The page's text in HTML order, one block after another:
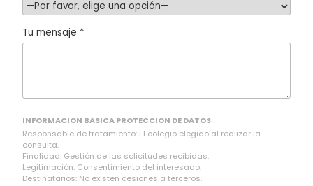
Tu mensaje *
INFORMACION BASICA PROTECCION DE DATOS
Responsable de tratamiento: El colegio elegido al realizar la
consulta.
Finalidad: Gestión de las solicitudes recibidas.
Legitimación: Consentimiento del interesado.
Destinatarios: No existen cesiones a terceros.